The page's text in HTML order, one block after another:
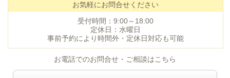
お気軽にお問合せください
受付時間：9:00～18:00
定休日：水曜日
事前予約により時間外・定休日対応も可能
お電話でのお問合せ・ご相談はこちら